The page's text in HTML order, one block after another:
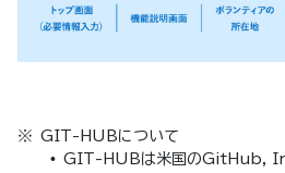
GIT-HUBについて
GIT-HUBは米国のGitHub,